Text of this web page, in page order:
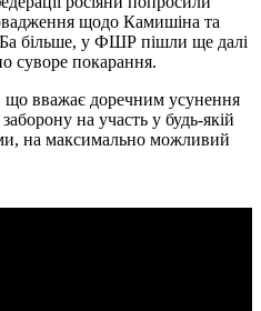
щодо Камишіна та
Ба більше, у ФШР пішли ще далі
суворе покарання.
що вважає доречним усунення
на участь у будь-якій
на максимально можливий